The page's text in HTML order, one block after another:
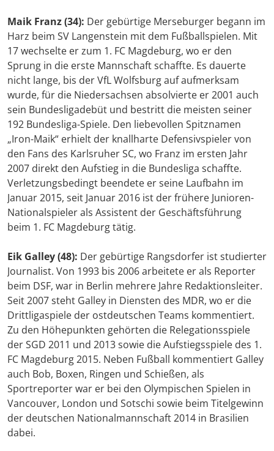
Maik Franz (34): Der gebürtige Merseburger begann im
Harz beim SV Langenstein mit dem Fußballspielen. Mit
17 wechselte er zum 1. FC Magdeburg, wo er den
Sprung in die erste Mannschaft schaffte. Es dauerte
nicht lange, bis der VfL Wolfsburg auf aufmerksam
wurde, für die Niedersachsen absolvierte er 2001 auch
sein Bundesligadebüt und bestritt die meisten seiner
192 Bundesliga-Spiele. Den liebevollen Spitznamen
„Iron-Maik“ erhielt der knallharte Defensivspieler von
den Fans des Karlsruher SC, wo Franz im ersten Jahr
2007 direkt den Aufstieg in die Bundesliga schaffte.
Verletzungsbedingt beendete er seine Laufbahn im
Januar 2015, seit Januar 2016 ist der frühere Junioren-
Nationalspieler als Assistent der Geschäftsführung
beim 1. FC Magdeburg tätig.
Eik Galley (48): Der gebürtige Rangsdorfer ist studierter
Journalist. Von 1993 bis 2006 arbeitete er als Reporter
beim DSF, war in Berlin mehrere Jahre Redaktionsleiter.
Seit 2007 steht Galley in Diensten des MDR, wo er die
Drittligaspiele der ostdeutschen Teams kommentiert.
Zu den Höhepunkten gehörten die Relegationsspiele
der SGD 2011 und 2013 sowie die Aufstiegsspiele des 1.
FC Magdeburg 2015. Neben Fußball kommentiert Galley
auch Bob, Boxen, Ringen und Schießen, als
Sportreporter war er bei den Olympischen Spielen in
Vancouver, London und Sotschi sowie beim Titelgewinn
der deutschen Nationalmannschaft 2014 in Brasilien
dabei.